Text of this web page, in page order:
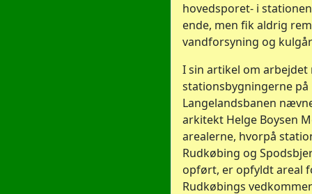
hovedsporet- i
ende, men fik aldrig
vandforsyning og
I sin artikel om arbejdet
stationsbygningerne på
Langelandsbanen
arkitekt Helge Boysen
arealerne, hvorpå
Rudkøbing og
opført, er opfyldt areal
Rudkøbings